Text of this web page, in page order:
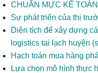
CHUẨN MỰC KẾ
Sự phát triển của thị
Diện tích để xây dựng
logistics tại lạch huyện
Hạch toán mua hàng
Lựa chọn mô hình thực